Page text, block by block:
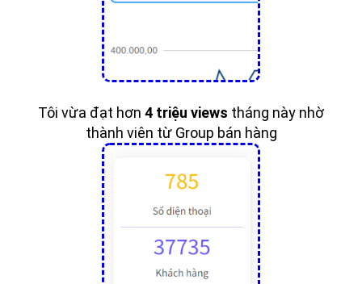
Tôi vừa đạt hơn 4 triệu views tháng này nhờ
thành viên từ Group bán hàng